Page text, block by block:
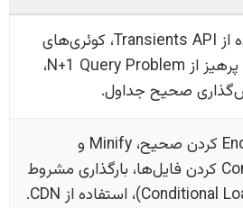
استفاده از Transients API، کوئری‌های
کارآمد، پرهیز از N+1 Query Problem،
صحیح جداول.
Enqueue کردن صحیح، Minify و
Combine کردن فایل‌ها، بارگذاری مشروط